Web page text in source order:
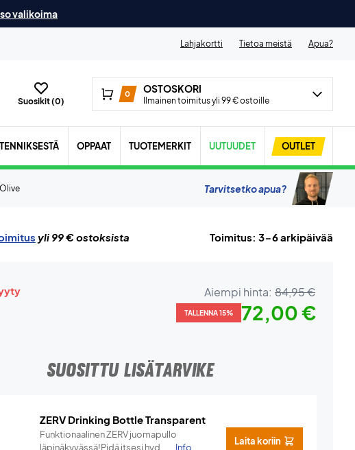
valikoima
Lahjakortti Tietoa meistä Apua?
Suosikit (0)
0 OSTOSKORI
Ilmainen toimitus yli 99 € ostoille
OPPAAT TUOTEMERKIT UUTUUDET OUTLET
Tarvitsetko apua?
yli 99 € ostoksista Toimitus: 3-6 arkipäivää
Aiempi hinta: 84,95 €
TALLENNA 15% 72,00 €
SUOSITTU LISÄTARVIKE
ZERV Drinking Bottle Transparent
Funktionaalinen ZERV juomapullo
läpinäkyvässä!Pidä itsesi hyd...
Info
Laita koriin